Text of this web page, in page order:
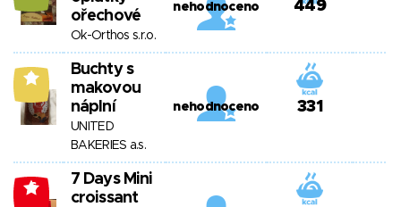
ořechové
Ok-Orthos s.r.o.
nehodnoceno 449
9
Buchty s
makovou
náplní
UNITED
BAKERIES a.s.
nehodnoceno 331
-6
7 Days Mini
croissant